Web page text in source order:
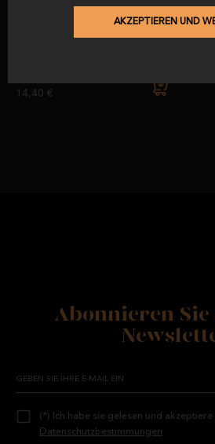
AKZEPTIEREN UND
Umschläge ibérico-schinken aus
14,40 €
Abonnieren
(*) Ich habe sie gelesen und akzeptiere
Datenschutzbestimmungen